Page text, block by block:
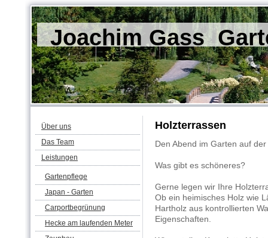
Joachim Gass
Über uns
Das Team
Leistungen
Gartenpflege
Japan - Garten
Carportbegrünung
Hecke am laufenden Meter
Holzterrassen
Den Abend im Garten auf
Was gibt es schöneres?
Gerne legen wir Ihre
Ob ein heimisches Holz wie
Hartholz aus kontrollierten
Eigenschaften.